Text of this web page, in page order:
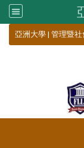
亞洲大學 | 管理暨